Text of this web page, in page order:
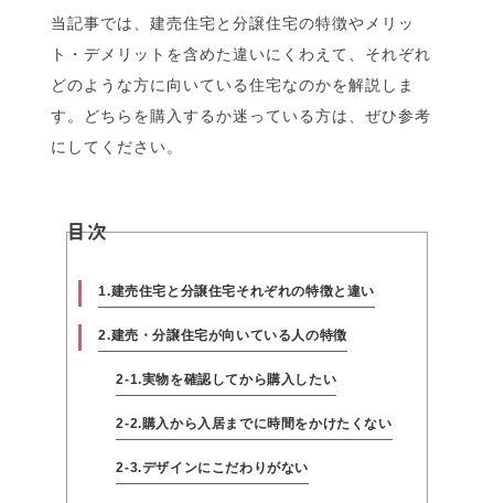
当記事では、建売住宅と分譲住宅の特徴やメリッ
ト・デメリットを含めた違いにくわえて、それぞれ
どのような方に向いている住宅なのかを解説しま
す。どちらを購入するか迷っている方は、ぜひ参考
にしてください。
目次
1.建売住宅と分譲住宅それぞれの特徴と違い
2.建売・分譲住宅が向いている人の特徴
2-1.実物を確認してから購入したい
2-2.購入から入居までに時間をかけたくない
2-3.デザインにこだわりがない